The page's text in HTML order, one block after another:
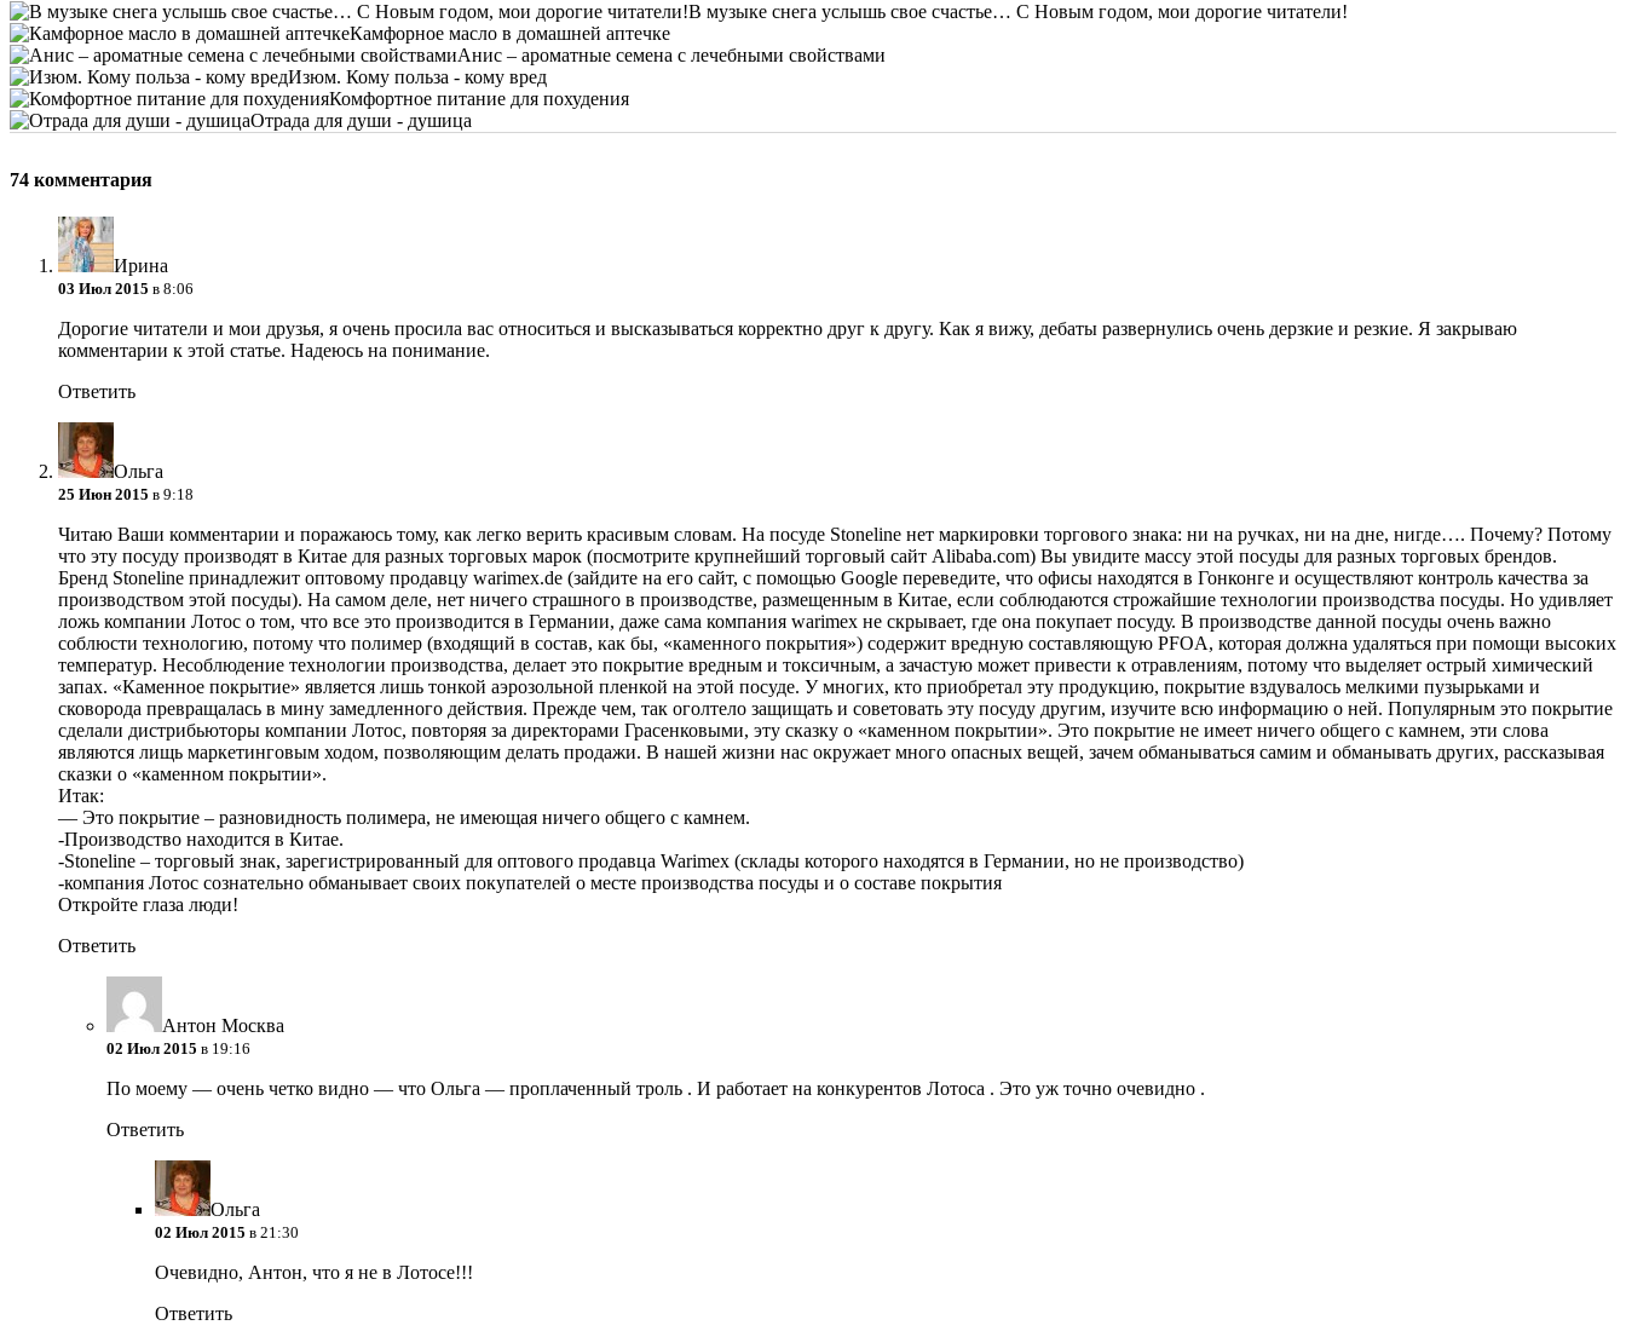
В музыке снега услышь свое счастье… С Новым годом, мои дорогие читатели!
Камфорное масло в домашней аптечке
Анис – ароматные семена с лечебными свойствами
Изюм. Кому польза - кому вред
Комфортное питание для похудения
Отрада для души - душица
74 комментария
Ирина
03 Июл 2015 в 8:06
Дорогие читатели и мои друзья, я очень просила вас относиться и высказываться корректно друг к другу. Как я вижу, дебаты развернулись очень дерзкие и резкие. Я закрываю
комментарии к этой статье. Надеюсь на понимание.
Ответить
Ольга
25 Июн 2015 в 9:18
Читаю Ваши комментарии и поражаюсь тому, как легко верить красивым словам. На посуде Stoneline нет маркировки торгового знака: ни на ручках, ни на дне, нигде…. Почему? Потому
что эту посуду производят в Китае для разных торговых марок (посмотрите крупнейший торговый сайт Alibaba.com) Вы увидите массу этой посуды для разных торговых брендов.
Бренд Stoneline принадлежит оптовому продавцу warimex.de (зайдите на его сайт, с помощью Google переведите, что офисы находятся в Гонконге и осуществляют контроль качества за
производством этой посуды). На самом деле, нет ничего страшного в производстве, размещенным в Китае, если соблюдаются строжайшие технологии производства посуды. Но удивляет
ложь компании Лотос о том, что все это производится в Германии, даже сама компания warimex не скрывает, где она покупает посуду. В производстве данной посуды очень важно
соблюсти технологию, потому что полимер (входящий в состав, как бы, «каменного покрытия») содержит вредную составляющую PFOA, которая должна удаляться при помощи высоких
температур. Несоблюдение технологии производства, делает это покрытие вредным и токсичным, а зачастую может привести к отравлениям, потому что выделяет острый химический
запах. «Каменное покрытие» является лишь тонкой аэрозольной пленкой на этой посуде. У многих, кто приобретал эту продукцию, покрытие вздувалось мелкими пузырьками и
сковорода превращалась в мину замедленного действия. Прежде чем, так оголтело защищать и советовать эту посуду другим, изучите всю информацию о ней. Популярным это покрытие
сделали дистрибьюторы компании Лотос, повторяя за директорами Грасенковыми, эту сказку о «каменном покрытии». Это покрытие не имеет ничего общего с камнем, эти слова
являются лищь маркетинговым ходом, позволяющим делать продажи. В нашей жизни нас окружает много опасных вещей, зачем обманываться самим и обманывать других, рассказывая
сказки о «каменном покрытии».
Итак:
— Это покрытие – разновидность полимера, не имеющая ничего общего с камнем.
-Производство находится в Китае.
-Stoneline – торговый знак, зарегистрированный для оптового продавца Warimex (склады которого находятся в Германии, но не производство)
-компания Лотос сознательно обманывает своих покупателей о месте производства посуды и о составе покрытия
Откройте глаза люди!
Ответить
Антон Москва
02 Июл 2015 в 19:16
По моему — очень четко видно — что Ольга — проплаченный троль . И работает на конкурентов Лотоса . Это уж точно очевидно .
Ответить
Ольга
02 Июл 2015 в 21:30
Очевидно, Антон, что я не в Лотосе!!!
Ответить